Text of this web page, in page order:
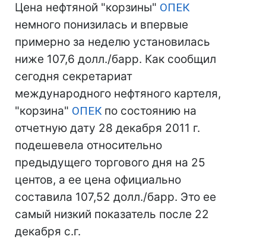
Цена нефтяной "корзины" ОПЕК
немного понизилась и впервые
примерно за неделю установилась
ниже 107,6 долл./барр. Как сообщил
сегодня секретариат
международного нефтяного картеля,
"корзина" ОПЕКпо состоянию на
отчетную дату 28 декабря 2011 г.
подешевела относительно
предыдущего торгового дня на 25
центов, а ее цена официально
составила 107,52 долл./барр. Это ее
самый низкий показатель после 22
декабря с.г.